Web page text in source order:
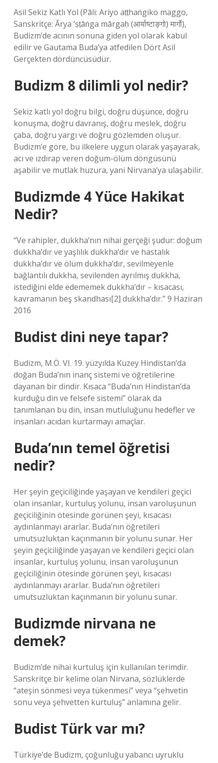
Asil Sekiz Katlı Yol (Pāli: Ariyo aṭṭhaṅgiko maggo,
Sanskritçe: Ārya ‘ṣṭāṅga mārgaḥ (आर्याष्टाङ्गो) मार्गो),
Budizm’de acının sonuna giden yol olarak kabul
edilir ve Gautama Buda’ya atfedilen Dört Asil
Gerçekten dördüncüsüdür.
Budizm 8 dilimli yol nedir?
Sekiz katlı yol doğru bilgi, doğru düşünce, doğru
konuşma, doğru davranış, doğru meslek, doğru
çaba, doğru yargı ve doğru gözlemden oluşur.
Budizm’e göre, bu ilkelere uygun olarak yaşayarak,
acı ve ızdırap veren doğum-ölüm döngüsünü
aşabilir ve mutlak huzura, yani Nirvana’ya ulaşabilir.
Budizmde 4 Yüce Hakikat
Nedir?
“Ve rahipler, dukkha’nın nihai gerçeği şudur: doğum
dukkha’dır ve yaşlılık dukkha’dır ve hastalık
dukkha’dır ve ölüm dukkha’dır, sevilmeyenle
bağlantılı dukkha, sevilenden ayrılmış dukkha,
istediğini elde edememek dukkha’dır – kısacası,
kavramanın beş skandhası[2] dukkha’dır.” 9 Haziran
2016
Budist dini neye tapar?
Budizm, M.Ö. VI. 19. yüzyılda Kuzey Hindistan’da
doğan Buda’nın inanç sistemi ve öğretilerine
dayanan bir dindir. Kısaca “Buda’nın Hindistan’da
kurduğu din ve felsefe sistemi” olarak da
tanımlanan bu din, insan mutluluğunu hedefler ve
insanları acıdan kurtarmayı amaçlar.
Buda’nın temel öğretisi
nedir?
Her şeyin geçiciliğinde yaşayan ve kendileri geçici
olan insanlar, kurtuluş yolunu, insan varoluşunun
geçiciliğinin ötesinde görünen şeyi, kısacası
aydınlanmayı ararlar. Buda’nın öğretileri
umutsuzluktan kaçınmanın bir yolunu sunar. Her
şeyin geçiciliğinde yaşayan ve kendileri geçici olan
insanlar, kurtuluş yolunu, insan varoluşunun
geçiciliğinin ötesinde görünen şeyi, kısacası
aydınlanmayı ararlar. Buda’nın öğretileri
umutsuzluktan kaçınmanın bir yolunu sunar.
Budizmde nirvana ne
demek?
Budizm’de nihai kurtuluş için kullanılan terimdir.
Sanskritçe bir kelime olan Nirvana, sözlüklerde
“ateşin sönmesi veya tükenmesi” veya “şehvetin
sonu veya şehvetten kurtuluş” anlamına gelir.
Budist Türk var mı?
Türkiye’de Budizm, çoğunluğu yabancı uyruklu